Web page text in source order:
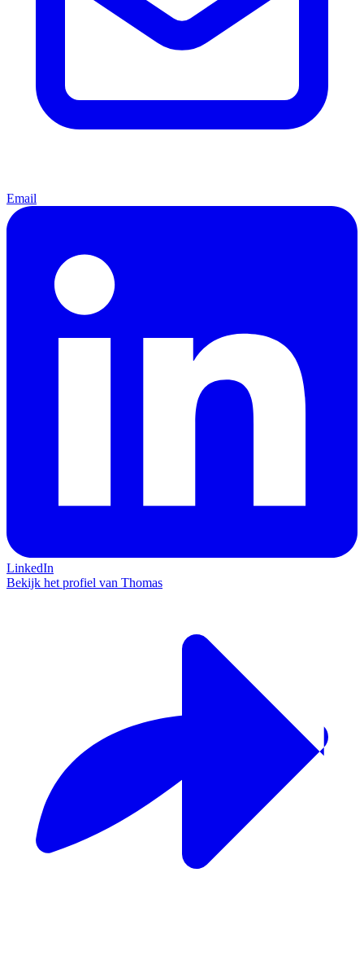
Email
LinkedIn
Bekijk het profiel van Thomas